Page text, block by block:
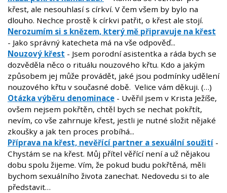
křest, ale nesouhlasí s církví. V čem všem by bylo na
dlouho. Nechce prostě k církvi patřit, o křest ale stojí.
Nerozumím si s knězem, který mě připravuje na křest
- Jako správný katecheta má na vše odpověď...
Nouzový křest - Jsem porodní asistentka a ráda bych se
dozvěděla něco o rituálu nouzového křtu. Kdo a jakým
způsobem jej může provádět, jaké jsou podmínky udělení
nouzového křtu v současné době. Velice vám děkuji. (…)
Otázka výběru denominace - Uvěřil jsem v Krista Ježíše,
ovšem nejsem pokřtěn, chtěl bych se nechat pokřtít,
nevím, co vše zahrnuje křest, jestli je nutné složit nějaké
zkoušky a jak ten proces probíhá...
Příprava na křest, nevěřící partner a sexuální soužití -
Chystám se na křest. Můj přítel věřící není a už nějakou
dobu spolu žijeme. Vím, že pokud budu pokřtěná, měli
bychom sexuálního života zanechat. Nedovedu si to ale
představit…